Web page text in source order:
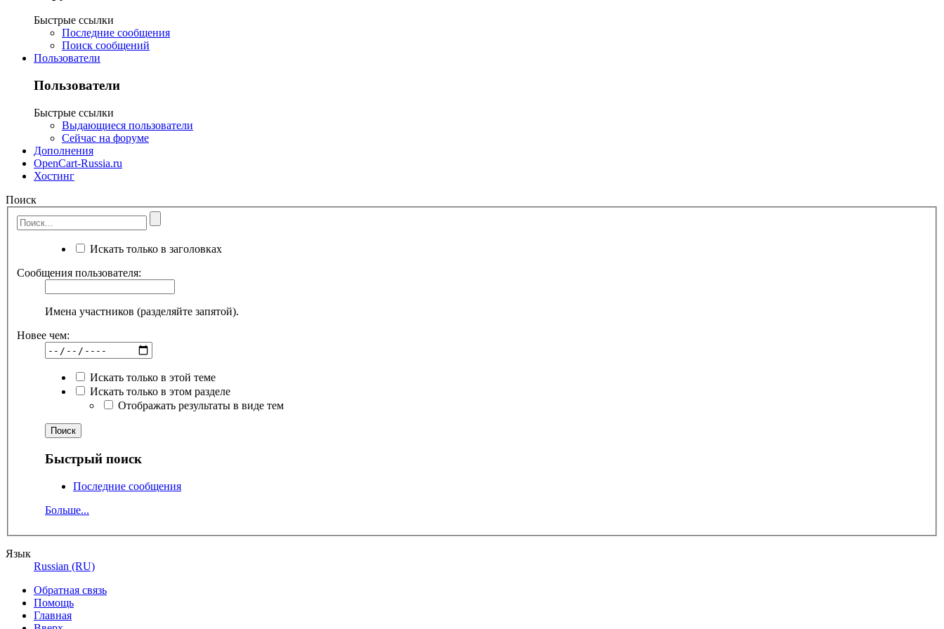
Быстрые ссылки
Последние сообщения
Поиск сообщений
Пользователи
Пользователи
Быстрые ссылки
Выдающиеся пользователи
Сейчас на форуме
Дополнения
OpenCart-Russia.ru
Хостинг
Поиск
Искать только в заголовках
Сообщения пользователя:
Имена участников (разделяйте запятой).
Новее чем:
Искать только в этой теме
Искать только в этом разделе
Отображать результаты в виде тем
Быстрый поиск
Последние сообщения
Больше...
Язык
Russian (RU)
Обратная связь
Помощь
Главная